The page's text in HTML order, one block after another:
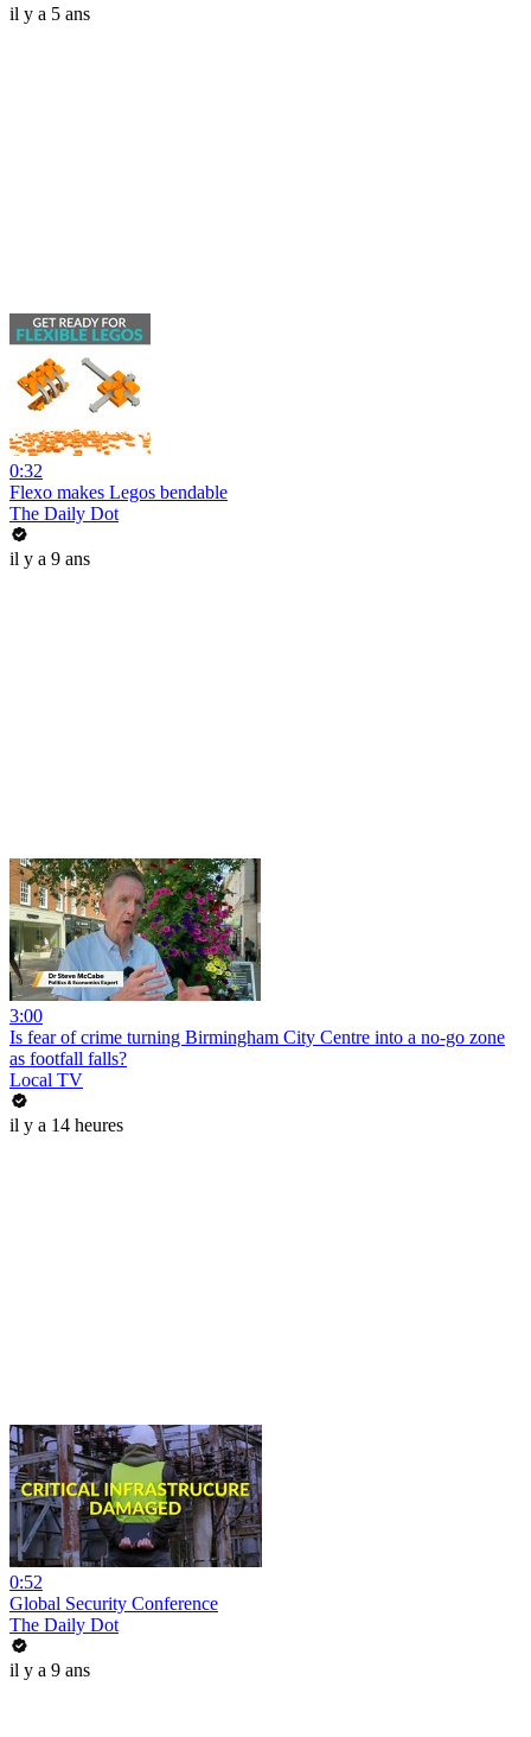
il y a 5 ans
0:32
Flexo makes Legos bendable
The Daily Dot
il y a 9 ans
3:00
Is fear of crime turning Birmingham City Centre into a no-go zone
as footfall falls?
Local TV
il y a 14 heures
0:52
Global Security Conference
The Daily Dot
il y a 9 ans